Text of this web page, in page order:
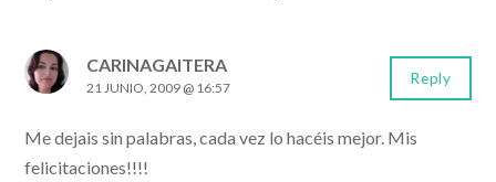
CARINAGAITERA
21 JUNIO, 2009 @ 16:57
Me dejais sin palabras, cada vez lo hacéis mejor. Mis
felicitaciones!!!!
Reply